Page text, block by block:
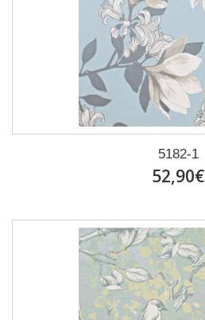
5182-1
52,90€